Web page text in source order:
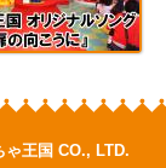
王国 CO., LTD.